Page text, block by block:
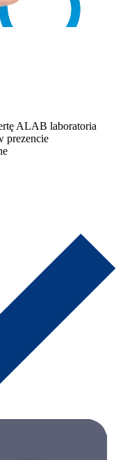
ALAB laboratoria
prezencie